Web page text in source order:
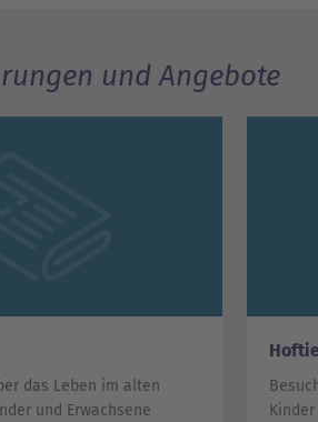
und Angebote
das Leben im alten
und Erwachsene